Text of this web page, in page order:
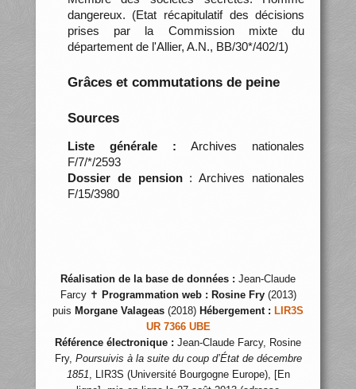
dangereux. (Etat récapitulatif des décisions
prises par la Commission mixte du
département de l'Allier, A.N., BB/30*/402/1)
Grâces et commutations de peine
Sources
Liste générale : Archives nationales
F/7/*/2593
Dossier de pension: Archives nationales
F/15/3980
Réalisation de la base de données : Jean-Claude
Farcy ✝ Programmation web : Rosine Fry(2013)
puis Morgane Valageas (2018) Hébergement : LIR3S
UR 7366 UBE
Référence électronique : Jean-Claude Farcy, Rosine
Fry, Poursuivis à la suite du coup d’État de décembre
1851, LIR3S (Université Bourgogne Europe), [En